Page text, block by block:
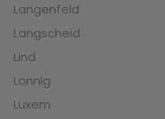
Langenfeld
Langscheid
Lind
Lonnig
Luxem